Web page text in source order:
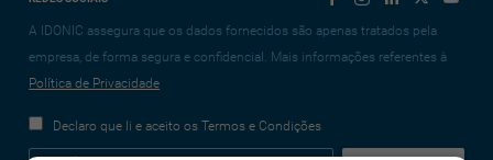
A IDONIC assegura que os dados fornecidos são apenas tratados pela
empresa, de forma segura e confidencial. Mais informações referentes à
Política de Privacidade
Declaro que li e aceito os Termos e Condições